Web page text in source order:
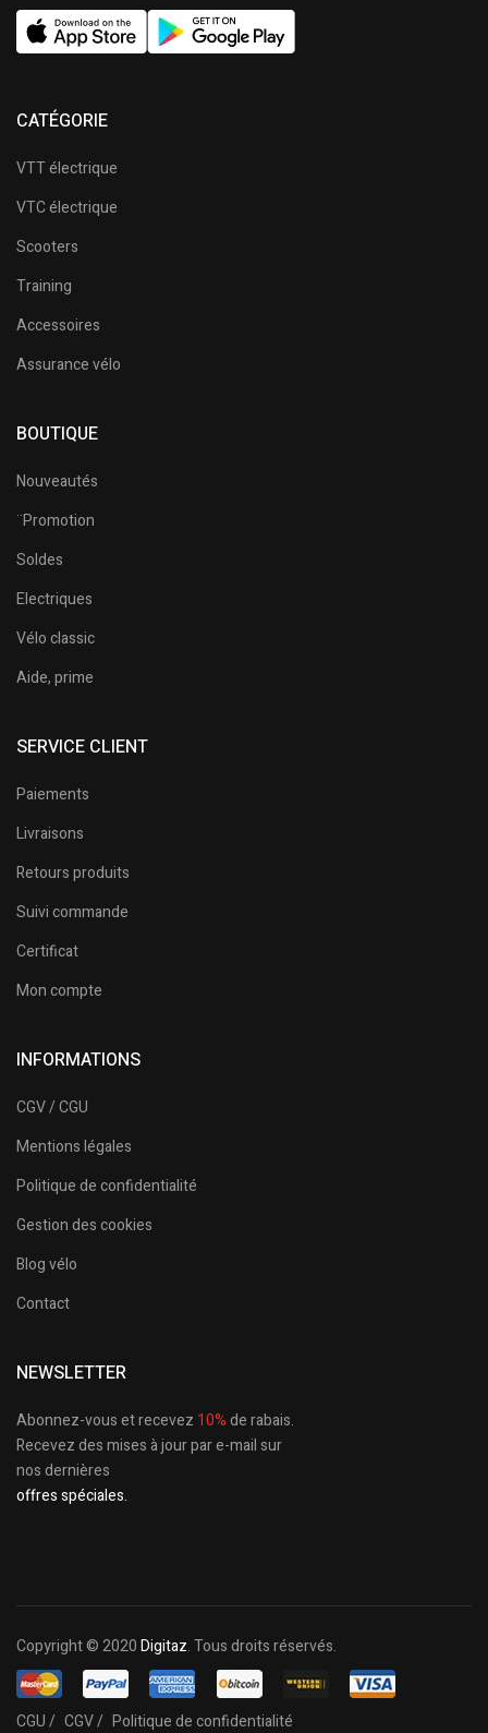
CATÉGORIE
VTT électrique
VTC électrique
Scooters
Training
Accessoires
Assurance vélo
BOUTIQUE
Nouveautés
¨Promotion
Soldes
Electriques
Vélo classic
Aide, prime
SERVICE CLIENT
Paiements
Livraisons
Retours produits
Suivi commande
Certificat
Mon compte
INFORMATIONS
CGV / CGU
Mentions légales
Politique de confidentialité
Gestion des cookies
Blog vélo
Contact
NEWSLETTER
Abonnez-vous et recevez 10%de rabais.
Recevez des mises à jour par e-mail sur
nos dernières
offres spéciales.
Copyright © 2020Digitaz. Tous droits réservés.
CGU / CGV / Politique de confidentialité